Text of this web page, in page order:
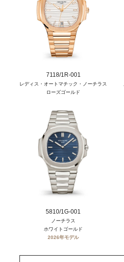
7118/1R-001
レディス・オートマチック・ノーチラス
ローズゴールド
5810/1G-001
ノーチラス
ホワイトゴールド
2026年モデル